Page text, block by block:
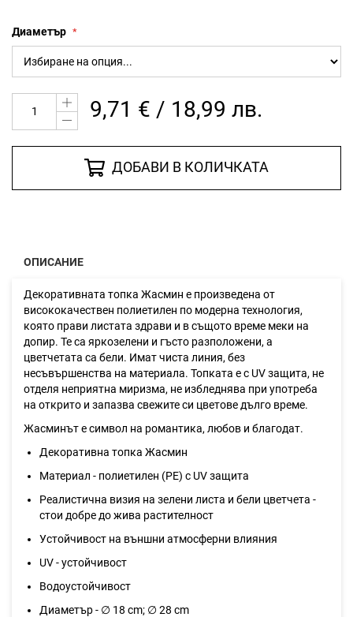
Диаметър
9,71 € / 18,99 лв.
ДОБАВИ В КОЛИЧКАТА
ОПИСАНИЕ
Декоративната топка Жасмин е произведена от
висококачествен полиетилен по модерна технология,
която прави листата здрави и в същото време меки на
допир. Те са яркозелени и гъсто разположени, а
цветчетата са бели. Имат чиста линия, без
несъвършенства на материала. Топката е с UV защита, не
отделя неприятна миризма, не избледнява при употреба
на открито и запазва свежите си цветове дълго време.
Жасминът е символ на романтика, любов и благодат.
Декоративна топка Жасмин
Материал - полиетилен (PE) с UV защита
Реалистична визия на зелени листа и бели цветчета -
стои добре до жива растителност
Устойчивост на външни атмосферни влияния
UV - устойчивост
Водоустойчивост
Диаметър - ∅ 18 cm; ∅ 28 cm